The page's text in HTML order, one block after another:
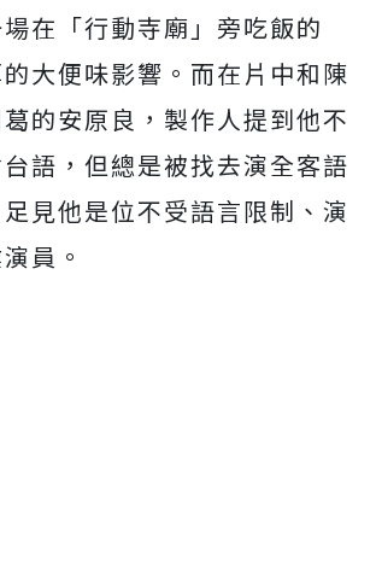
在「行動寺廟」旁吃飯的
大便味影響。而在片中和陳
的安原良， 製作人提到他不
語， 但總是被找去演全客語
見他是位不受語言限制、 演
員。